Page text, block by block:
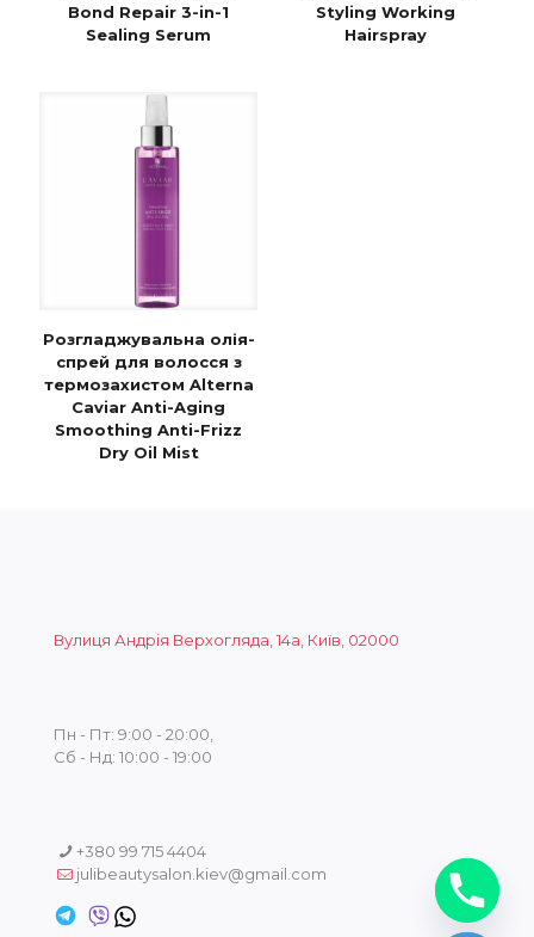
Bond Repair 3-in-1
Sealing Serum
Styling Working
Hairspray
Розгладжувальна олія-
спрей для волосся з
термозахистом Alterna
Caviar Anti-Aging
Smoothing Anti-Frizz
Dry Oil Mist
Вулиця Андрія Верхогляда, 14а, Київ, 02000
Пн - Пт: 9:00 - 20:00,
Сб - Нд: 10:00 - 19:00
+380 99 715 4404
julibeautysalon.kiev@gmail.com